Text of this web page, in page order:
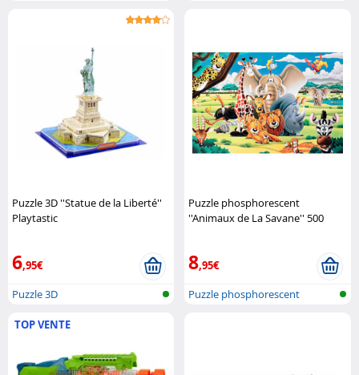
Puzzle 3D ''Statue de la Liberté''
Playtastic
6,95€
Puzzle 3D
Puzzle phosphorescent
''Animaux de La Savane'' 500
8,95€
Puzzle phosphorescent
TOP VENTE